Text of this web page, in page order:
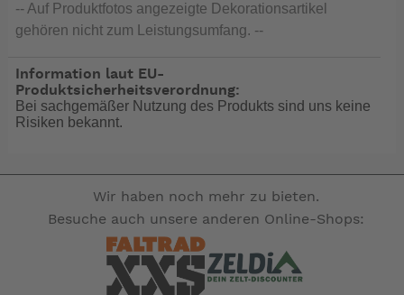
-- Auf Produktfotos angezeigte Dekorationsartikel
gehören nicht zum Leistungsumfang. --
Information laut EU-
Produktsicherheitsverordnung:
Bei sachgemäßer Nutzung des Produkts sind uns keine
Risiken bekannt.
Wir haben noch mehr zu bieten.
Besuche auch unsere anderen Online-Shops: